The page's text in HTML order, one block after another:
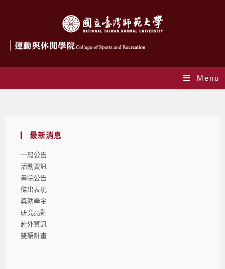
Menu
最新消息
一般公告
活動資訊
書院公告
傑出表現
獎助學金
研究亮點
赴外資訊
雙語計畫